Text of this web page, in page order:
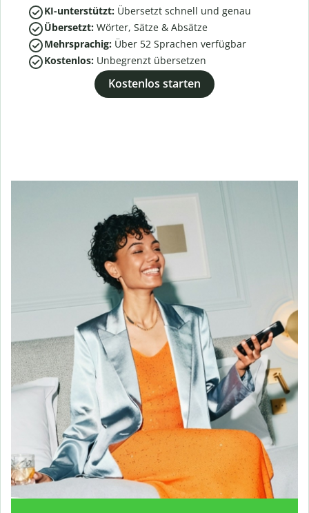
KI-unterstützt: Übersetzt schnell und genau
Übersetzt: Wörter, Sätze & Absätze
Mehrsprachig: Über 52 Sprachen verfügbar
Kostenlos: Unbegrenzt übersetzen
Kostenlos starten